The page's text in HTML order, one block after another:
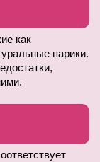
как
парики.